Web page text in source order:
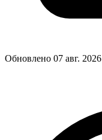
Обновлено 07 авг. 2026